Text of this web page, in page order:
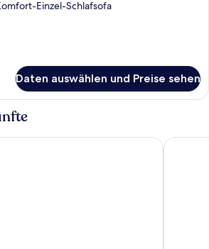
Einzel-Schlafsofa
Daten auswählen und Preise sehen
Dorint